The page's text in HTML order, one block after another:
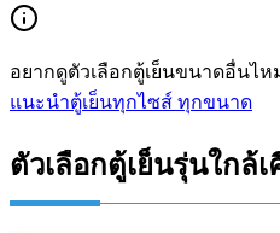
อยากดูตัวเลือกตู้เย็นขนาดอื่นไห
แนะนำตู้เย็นทุกไซส์ ทุกขนาด
ตัวเลือกตู้เย็นรุ่นใกล้เ